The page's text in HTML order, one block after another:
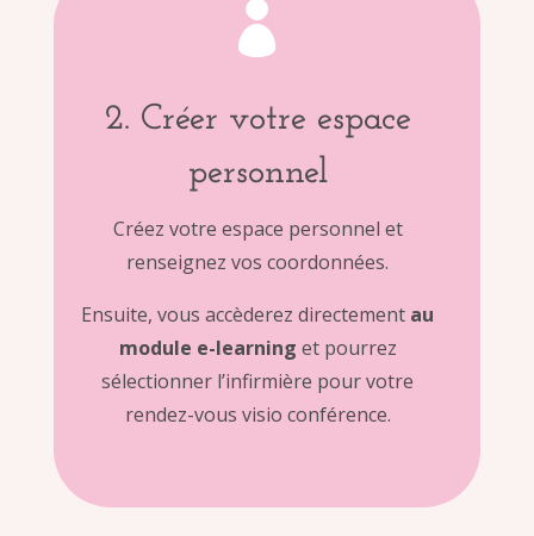

2. Créer votre espace
personnel
Créez votre espace personnel et
renseignez vos coordonnées.
Ensuite, vous accèderez directement au
module e-learning et pourrez
sélectionner l’infirmière pour votre
rendez-vous visio conférence.